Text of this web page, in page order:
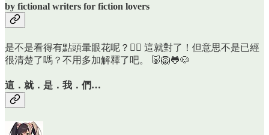
by fictional writers for fiction lovers
是不是看得有點頭暈眼花呢？😵‍💫 這就對了！但意思不是已經
很清楚了嗎？不用多加解釋了吧。 🐷🦁🐸🐶
這．就．是．我．們…